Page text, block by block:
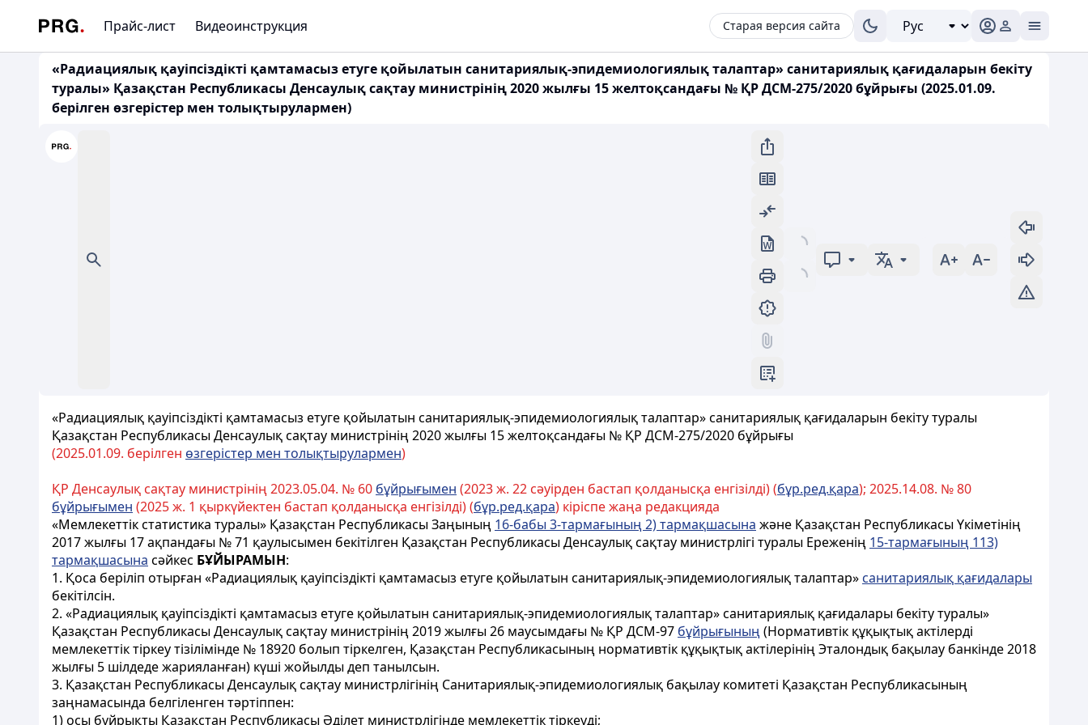
Прайс-лист Видеоинструкция Старая версия сайта
«Радиациялық қауіпсіздікті қамтамасыз етуге қойылатын санитариялық-эпидемиологиялық талаптар» санитариялық қағидаларын бекіту
туралы» Қазақстан Республикасы Денсаулық сақтау министрінің 2020 жылғы 15 желтоқсандағы № ҚР ДСМ-275/2020 бұйрығы (2025.01.09.
берілген өзгерістер мен толықтырулармен)
«Радиациялық қауіпсіздікті қамтамасыз етуге қойылатын санитариялық-эпидемиологиялық талаптар» санитариялық қағидаларын бекіту туралы
Қазақстан Республикасы Денсаулық сақтау министрінің 2020 жылғы 15 желтоқсандағы № ҚР ДСМ-275/2020 бұйрығы
(2025.01.09. берілген өзгерістер мен толықтырулармен)
ҚР Денсаулық сақтау министрінің 2023.05.04. № 60 бұйрығымен (2023 ж. 22 сәуірден бастап қолданысқа енгізілді) (бұр.ред.қара); 2025.14.08. № 80
бұйрығымен (2025 ж. 1 қыркүйектен бастап қолданысқа енгізілді) (бұр.ред.қара) кіріспе жаңа редакцияда
«Мемлекеттік статистика туралы» Қазақстан Республикасы Заңының 16-бабы 3-тармағының 2) тармақшасына және Қазақстан Республикасы Үкіметінің
2017 жылғы 17 ақпандағы № 71 қаулысымен бекітілген Қазақстан Республикасы Денсаулық сақтау министрлігі туралы Ереженің 15-тармағының 113)
тармақшасына сәйкес БҰЙЫРАМЫН:
1. Қоса беріліп отырған «Радиациялық қауіпсіздікті қамтамасыз етуге қойылатын санитариялық-эпидемиологиялық талаптар» санитариялық қағидалары
бекітілсін.
2. «Радиациялық қауіпсіздікті қамтамасыз етуге қойылатын санитариялық-эпидемиологиялық талаптар» санитариялық қағидалары бекіту туралы»
Қазақстан Республикасы Денсаулық сақтау министрінің 2019 жылғы 26 маусымдағы № ҚР ДСМ-97 бұйрығының (Нормативтік құқықтық актілерді
мемлекеттік тіркеу тізілімінде № 18920 болып тіркелген, Қазақстан Республикасының нормативтік құқықтық актілерінің Эталондық бақылау банкінде 2018
жылғы 5 шілдеде жарияланған) күші жойылды деп танылсын.
3. Қазақстан Республикасы Денсаулық сақтау министрлігінің Санитариялық-эпидемиологиялық бақылау комитеті Қазақстан Республикасының
заңнамасында белгіленген тәртіппен:
1) осы бұйрықты Қазақстан Республикасы Әділет министрлігінде мемлекеттік тіркеуді;